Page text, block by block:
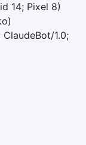
14; Pixel 8)
1.0;